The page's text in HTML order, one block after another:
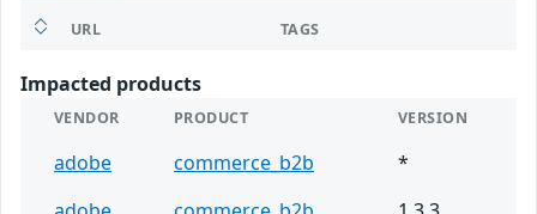
URL TAGS
Impacted products
VENDOR PRODUCT VERSION
adobe commerce_b2b
*